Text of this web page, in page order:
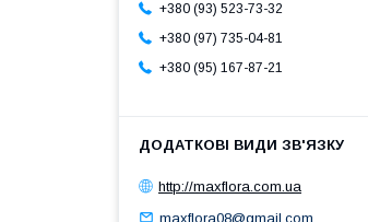
+380 (93) 523-73-32
+380 (97) 735-04-81
+380 (95) 167-87-21
http://maxflora.com.ua
maxflora08@gmail.com